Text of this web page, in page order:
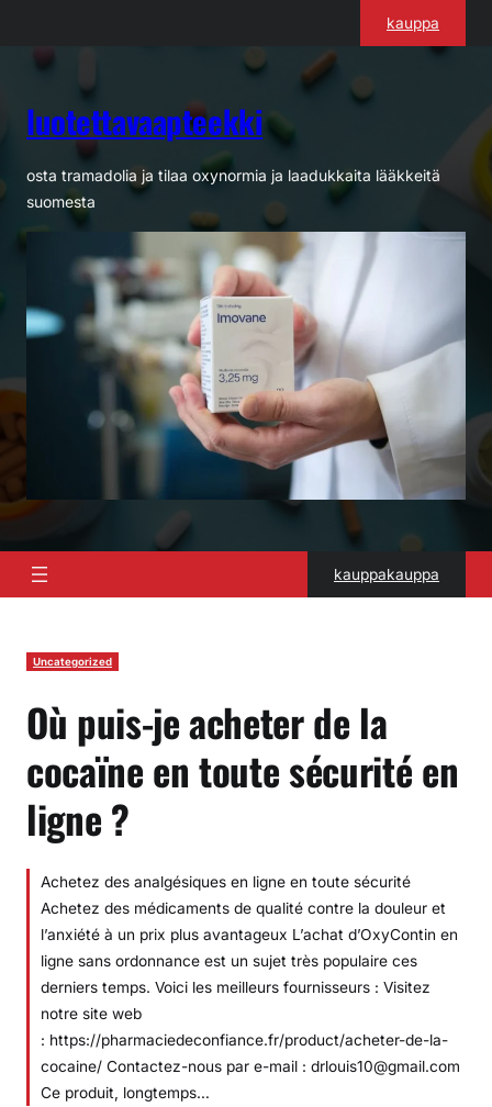
kauppa
luotettavaapteekki
osta tramadolia ja tilaa oxynormia ja laadukkaita lääkkeitä
suomesta
kauppakauppa
Uncategorized
Où puis-je acheter de la
cocaïne en toute sécurité en
ligne ?
Achetez des analgésiques en ligne en toute sécurité
Achetez des médicaments de qualité contre la douleur et
l’anxiété à un prix plus avantageux L’achat d’OxyContin en
ligne sans ordonnance est un sujet très populaire ces
derniers temps. Voici les meilleurs fournisseurs : Visitez
notre site web
: https://pharmaciedeconfiance.fr/product/acheter-de-la-
cocaine/ Contactez-nous par e-mail : drlouis10@gmail.com
Ce produit, longtemps…